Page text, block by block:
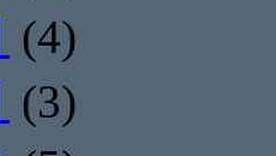
(4)
(3)